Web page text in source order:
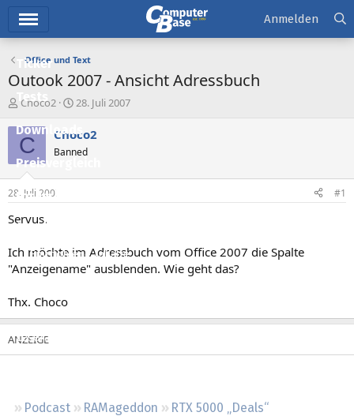
Ticker
Tests
Downloads
Preisvergleich
Forum
Aktuelles
Empfohlene Inhalte
Neueste Aktivitäten
Leserartikel
Podcast RAMageddon
RTX 5000 „Deals“
Anmelden
Office und Text
Outook 2007 - Ansicht Adressbuch
E
s
t
e
e
r
Choco2
E
s
e
t
28. Juli 2007
C Choco2
Banned
28. Juli 2007 #1
Servus.
Ich möchte im Adressbuch vom Office 2007 die Spalte
"Anzeigename" ausblenden. Wie geht das?
Thx. Choco